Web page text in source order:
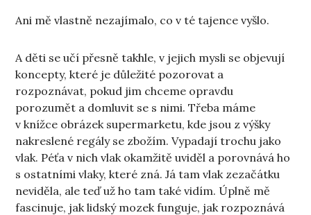
Ani mě vlastně nezajímalo, co v té tajence vyšlo.
A děti se učí přesně takhle, v jejich mysli se objevují
koncepty, které je důležité pozorovat a
rozpoznávat, pokud jim chceme opravdu
porozumět a domluvit se s nimi. Třeba máme
v knížce obrázek supermarketu, kde jsou z výšky
nakreslené regály se zbožím. Vypadají trochu jako
vlak. Péťa v nich vlak okamžitě uviděl a porovnává ho
s ostatními vlaky, které zná. Já tam vlak zezačátku
neviděla, ale teď už ho tam také vidím. Úplně mě
fascinuje, jak lidský mozek funguje, jak rozpoznává